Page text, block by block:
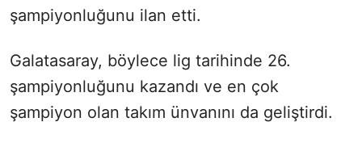
şampiyonluğunu ilan etti.
Galatasaray, böylece lig tarihinde 26.
şampiyonluğunu kazandı ve en çok
şampiyon olan takım ünvanını da geliştirdi.